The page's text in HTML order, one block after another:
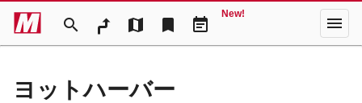
search map bookmark event_note
New! menu
ヨットハーバー